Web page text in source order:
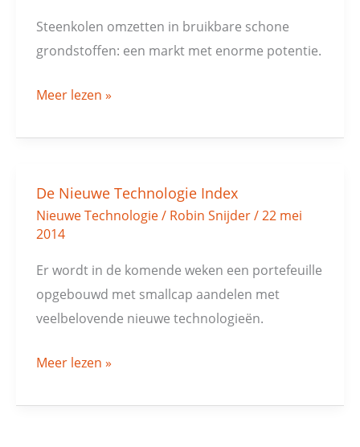
Steenkolen omzetten in bruikbare schone
grondstoffen: een markt met enorme potentie.
Meer lezen »
De Nieuwe Technologie Index
Nieuwe Technologie/ Robin Snijder/22 mei
2014
Er wordt in de komende weken een portefeuille
opgebouwd met smallcap aandelen met
veelbelovende nieuwe technologieën.
De
Nieuwe
Technologie
Index
Meer lezen »